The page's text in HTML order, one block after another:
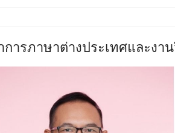
การภาษาต่างประเทศและงา